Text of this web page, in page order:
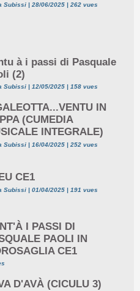
Subissi | 28/06/2025 | 262 vues
à i passi di Pasquale
(2)
Subissi | 12/05/2025 | 158 vues
IN
(CUMEDIA
INTEGRALE)
Subissi | 16/04/2025 | 252 vues
CE1
Subissi | 01/04/2025 | 191 vues
I PASSI DI
PAOLI IN
CE1
D'AVÀ (CICULU 3)